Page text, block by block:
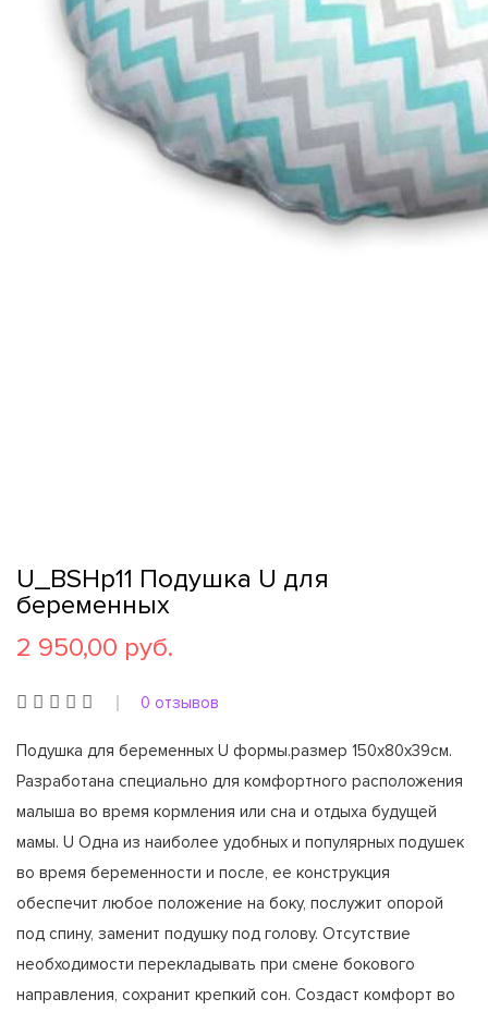
U_BSHp11 Подушка U для
беременных
2 950,00 руб.
0 отзывов
Подушка для беременных U формы.размер 150х80х39см.
Разработана специально для комфортного расположения
малыша во время кормления или сна и отдыха будущей
мамы. U Одна из наиболее удобных и популярных подушек
во время беременности и после, ее конструкция
обеспечит любое положение на боку, послужит опорой
под спину, заменит подушку под голову. Отсутствие
необходимости перекладывать при смене бокового
направления, сохранит крепкий сон. Создаст комфорт во